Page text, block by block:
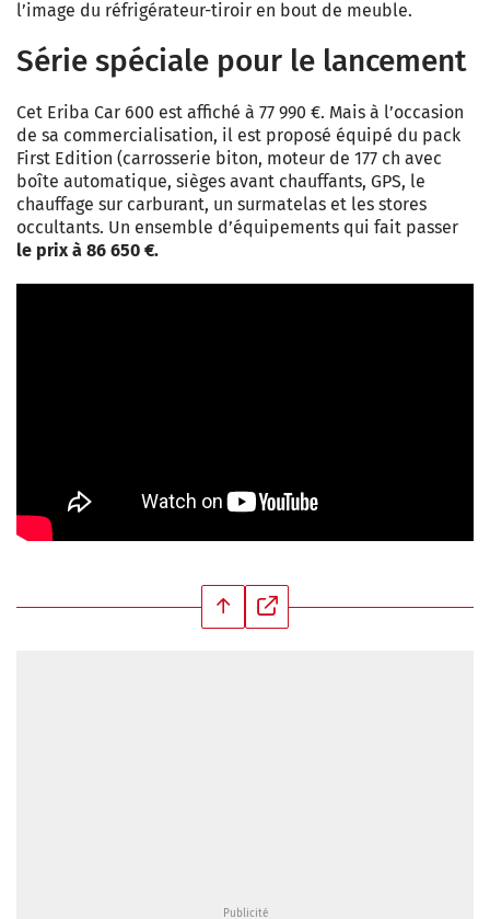
l’image du réfrigérateur-tiroir en bout de meuble.
Série spéciale pour le lancement
Cet Eriba Car 600 est affiché à 77 990 €. Mais à l’occasion
de sa commercialisation, il est proposé équipé du pack
First Edition (carrosserie biton, moteur de 177 ch avec
boîte automatique, sièges avant chauffants, GPS, le
chauffage sur carburant, un surmatelas et les stores
occultants. Un ensemble d’équipements qui fait passer
le prix à 86 650 €.